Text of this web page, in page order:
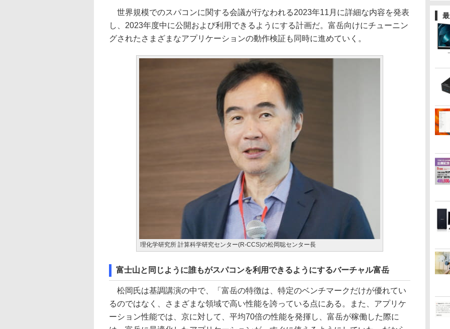
世界規模でのスパコンに関する会議が行なわれる2023年11月に詳細な内容を発表
し、2023年度中に公開および利用できるようにする計画だ。富岳向けにチューニン
グされたさまざまなアプリケーションの動作検証も同時に進めていく。
理化学研究所 計算科学研究センター(R-CCS)の松岡聡センター長
富士山と同じように誰もがスパコンを利用できるようにするバーチャル富岳
松岡氏は基調講演の中で、「富岳の特徴は、特定のベンチマークだけが優れてい
るのではなく、さまざまな領域で高い性能を誇っている点にある。また、アプリケ
ーション性能では、京に対して、平均70倍の性能を発揮し、富岳が稼働した際に